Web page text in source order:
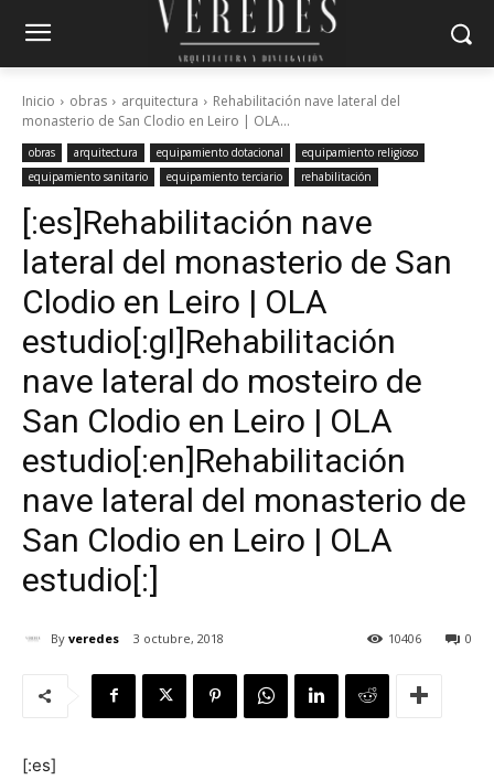
Inicio obras arquitectura
Rehabilitación nave lateral del
monasterio de San Clodio en Leiro | OLA...
obras arquitectura equipamiento dotacional
equipamiento religioso
equipamiento sanitario
equipamiento terciario rehabilitación
[:es]Rehabilitación nave
lateral del monasterio de San
Clodio en Leiro | OLA
estudio[:gl]Rehabilitación
nave lateral do mosteiro de
San Clodio en Leiro | OLA
estudio[:en]Rehabilitación
nave lateral del monasterio de
San Clodio en Leiro | OLA
estudio[:]
By veredes 3 octubre, 2018 0
10406
[:es]